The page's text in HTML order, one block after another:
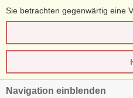
Sie betrachten gegenwärtig eine
Navigation einblenden